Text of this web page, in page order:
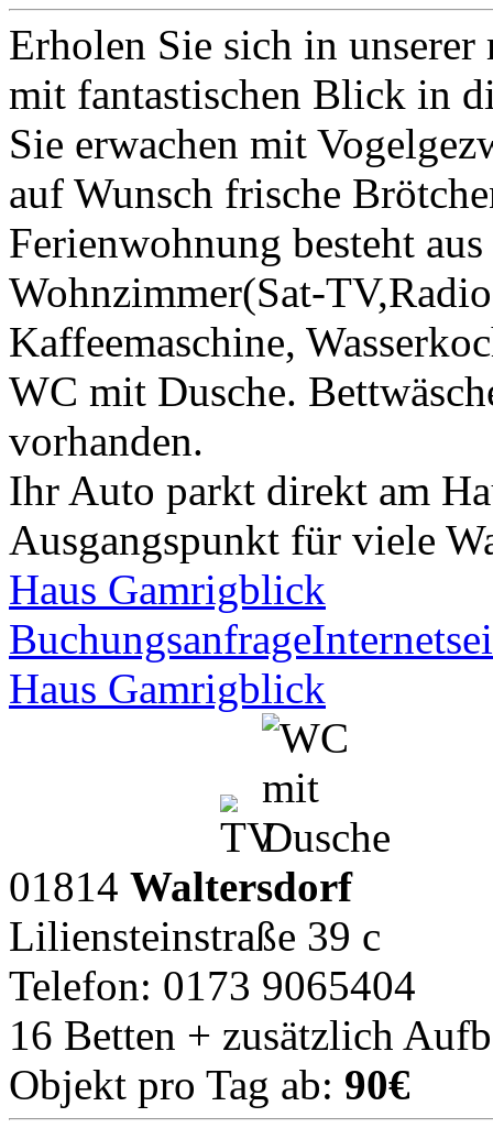
Erholen Sie sich in
mit fantastischen Blick in
Sie erwachen mit
auf Wunsch frische
Ferienwohnung besteht
Wohnzimmer(Sat-
Kaffeemaschine,
WC mit Dusche.
vorhanden.
Ihr Auto parkt direkt am
Ausgangspunkt für viele
Haus Gamrigblick
Buchungsanfrage
Haus Gamrigblick
01814 Waltersdorf
Liliensteinstraße 39 c
Telefon: 0173 9065404
16 Betten + zusätzlich
Objekt pro Tag ab: 90€